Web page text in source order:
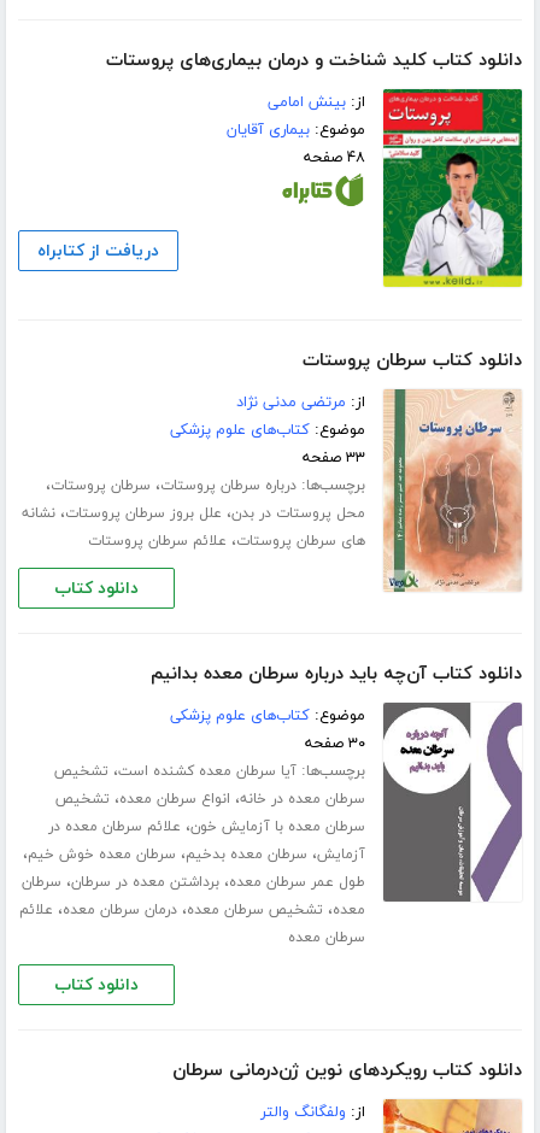
دانلود کتاب کلید شناخت و درمان بیماری‌های پروستات
از:بینش امامی
موضوع:بیماری آقایان
۴۸ صفحه
دریافت از کتابراه
دانلود کتاب سرطان پروستات
از: مرتضی مدنی نژاد
موضوع:کتاب‌های علوم پزشکی
۳۳ صفحه
برچسب‌ها:درباره سرطان پروستات، سرطان پروستات،
محل پروستات در بدن، علل بروز سرطان پروستات،نشانه
های سرطان پروستات، علائم سرطان پروستات
دانلود کتاب
دانلود کتاب آن‌چه باید درباره سرطان معده بدانیم
موضوع:کتاب‌های علوم پزشکی
۳۰ صفحه
برچسب‌ها:آیا سرطان معده کشنده است، تشخیص
‌‌سرطان معده در خانه، انواع سرطان معده، تشخیص
سرطان معده با آزمایش خون، علائم سرطان معده در
آزمایش، سرطان معده بدخیم، سرطان معده خوش خیم،
طول عمر سرطان معده،برداشتن معده در سرطان، سرطان
معده، تشخیص سرطان معده،درمان سرطان معده، علائم
سرطان معده
دانلود کتاب
دانلود کتاب رویکردهای نوین ژن‌درمانی سرطان
از: ولفگانگ والتر